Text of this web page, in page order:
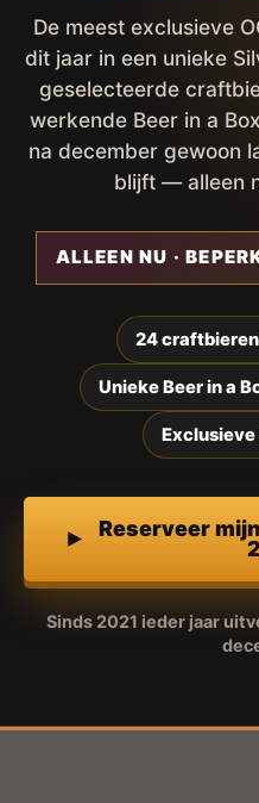
De meest exclusieve
dit jaar in een unieke
geselecteerde
werkende Beer in a
na december gewoon
blijft — alleen
ALLEEN NU ·
24
Unieke Beer in a
Exclusieve
Reserveer
Sinds 2021 ieder jaar